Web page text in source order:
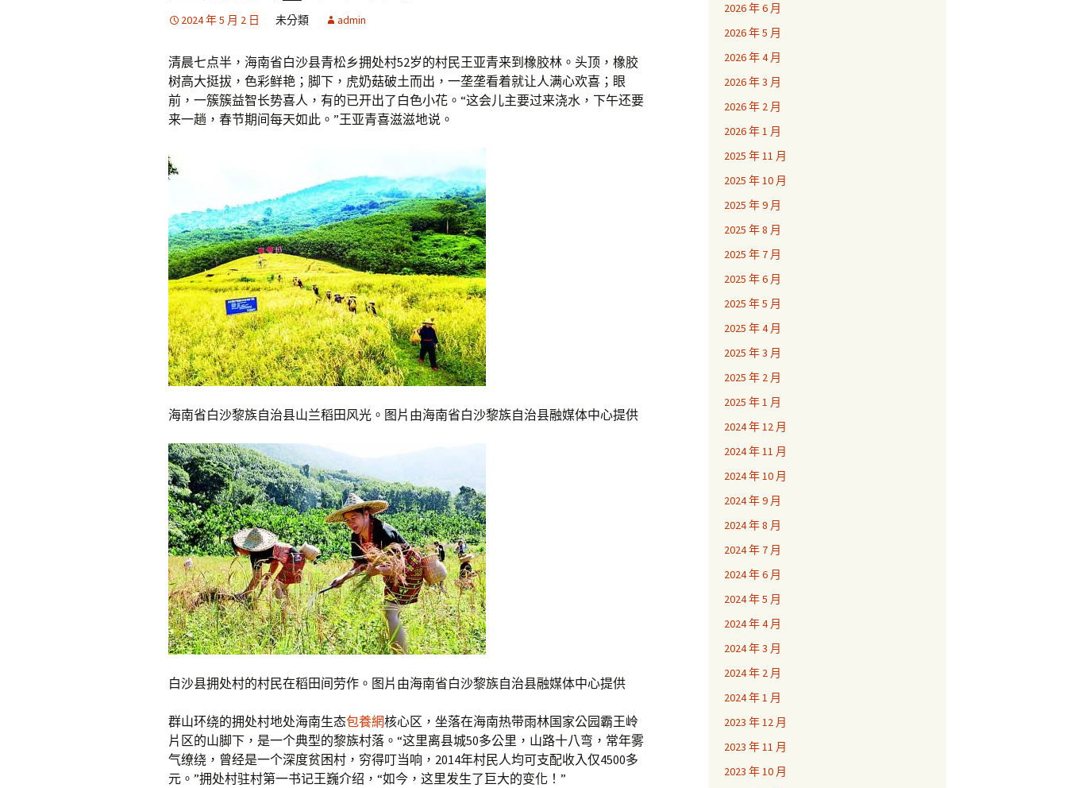
2024 年 5 月 2 日 未分類 admin
清晨七点半，海南省白沙县青松乡拥处村52岁的村民王亚青来到橡胶林。头顶，橡胶
树高大挺拔，色彩鲜艳；脚下，虎奶菇破土而出，一垄垄看着就让人满心欢喜；眼
前，一簇簇益智长势喜人，有的已开出了白色小花。“这会儿主要过来浇水，下午还要
来一趟，春节期间每天如此。”王亚青喜滋滋地说。
海南省白沙黎族自治县山兰稻田风光。图片由海南省白沙黎族自治县融媒体中心提供
白沙县拥处村的村民在稻田间劳作。图片由海南省白沙黎族自治县融媒体中心提供
群山环绕的拥处村地处海南生态包養網核心区，坐落在海南热带雨林国家公园霸王岭
片区的山脚下，是一个典型的黎族村落。“这里离县城50多公里，山路十八弯，常年雾
气缭绕，曾经是一个深度贫困村，穷得叮当响，2014年村民人均可支配收入仅4500多
元。”拥处村驻村第一书记王巍介绍，“如今，这里发生了巨大的变化！”
2026 年 6 月
2026 年 5 月
2026 年 4 月
2026 年 3 月
2026 年 2 月
2026 年 1 月
2025 年 11 月
2025 年 10 月
2025 年 9 月
2025 年 8 月
2025 年 7 月
2025 年 6 月
2025 年 5 月
2025 年 4 月
2025 年 3 月
2025 年 2 月
2025 年 1 月
2024 年 12 月
2024 年 11 月
2024 年 10 月
2024 年 9 月
2024 年 8 月
2024 年 7 月
2024 年 6 月
2024 年 5 月
2024 年 4 月
2024 年 3 月
2024 年 2 月
2024 年 1 月
2023 年 12 月
2023 年 11 月
2023 年 10 月